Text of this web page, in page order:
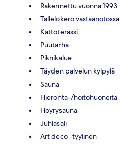
Rakennettu vuonna 1993
Tallelokero vastaanotossa
Kattoterassi
Puutarha
Piknikalue
Täyden palvelun kylpylä
Sauna
Hieronta-/hoitohuoneita
Höyrysauna
Juhlasali
Art deco -tyylinen